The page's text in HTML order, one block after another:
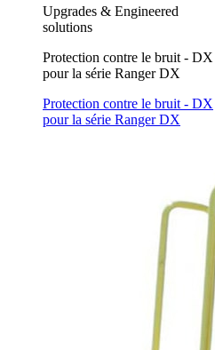
Upgrades & Engineered
solutions
Protection contre le bruit - DX
pour la série Ranger DX
Protection contre le bruit - DX
pour la série Ranger DX